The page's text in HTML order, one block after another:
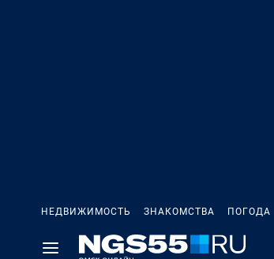
НЕДВИЖИМОСТЬ ЗНАКОМСТВА ПОГОДА